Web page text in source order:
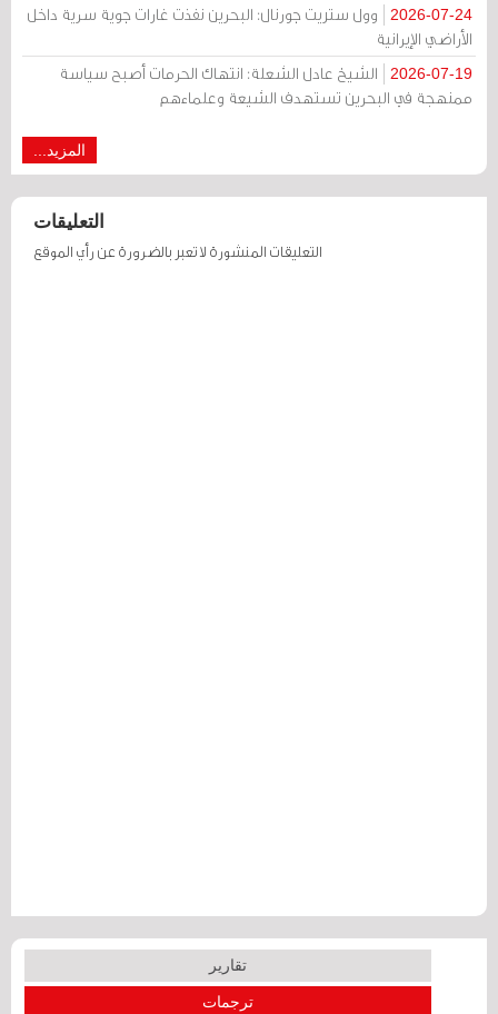
2026-07-24
وول ستريت جورنال: البحرين نفذت غارات جوية سرية داخل
الأراضي الإيرانية
2026-07-19
الشيخ عادل الشعلة: انتهاك الحرمات أصبح سياسة
ممنهجة في البحرين تستهدف الشيعة وعلماءهم
المزيد...
التعليقات
التعليقات المنشورة لا تعبر بالضرورة عن رأي الموقع
تقارير
ترجمات